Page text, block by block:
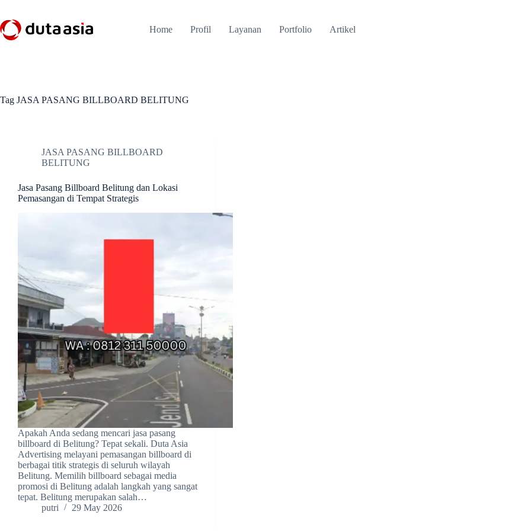
content
Home Profil Layanan Portfolio Artikel
Tag JASA PASANG BILLBOARD BELITUNG
JASA PASANG BILLBOARD
BELITUNG
Jasa Pasang Billboard Belitung dan Lokasi
Pemasangan di Tempat Strategis
Apakah Anda sedang mencari jasa pasang
billboard di Belitung? Tepat sekali. Duta Asia
Advertising melayani pemasangan billboard di
berbagai titik strategis di seluruh wilayah
Belitung. Memilih billboard sebagai media
promosi di Belitung adalah langkah yang sangat
tepat. Belitung merupakan salah…
putri
29 May 2026